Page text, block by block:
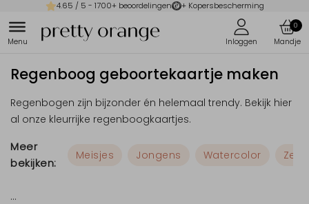
4.65 / 5 - 1700+ beoordelingen + Kopersbescherming
0
Regenboog geboortekaartje maken
Regenbogen zijn bijzonder én helemaal trendy. Bekijk hier
al onze kleurrijke regenboogkaartjes.
Meer
bekijken:
Meisjes Jongens Watercolor Zelf
…